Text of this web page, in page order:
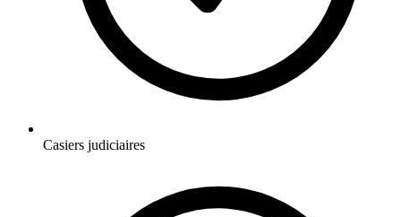
Casiers judiciaires